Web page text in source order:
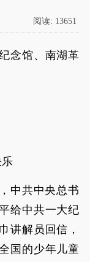
阅读: 13651
念馆、南湖革
中共中央总书
给中共一大纪
讲解员回信，
国的少年儿童